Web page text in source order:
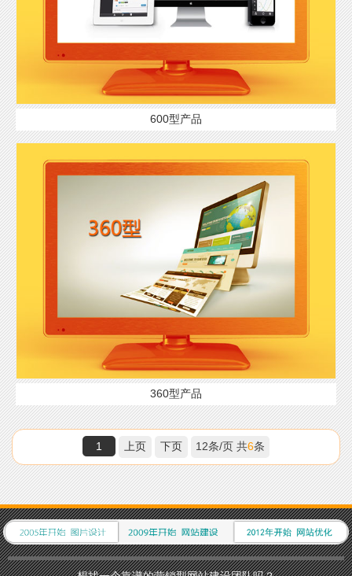
600型产品
360型产品
1 上页 下页 12条/页 共6条